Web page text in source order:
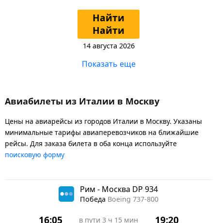
Найти
Найти
14 августа 2026
Показать еще
Авиабилеты из Италии в Москву
Цены на авиарейсы из городов Италии в Москву. Указаны
минимальные тарифы авиаперевозчиков на ближайшие
рейсы. Для заказа билета в оба конца используйте
поисковую форму
Рим - Москва DP 934
Победа Boeing 737-800
16:05 в пути 3 ч 15 мин 19:20